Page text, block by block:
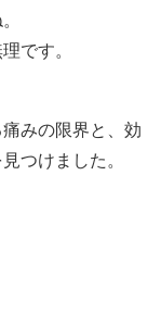
です。
みの限界と、効
つけました。